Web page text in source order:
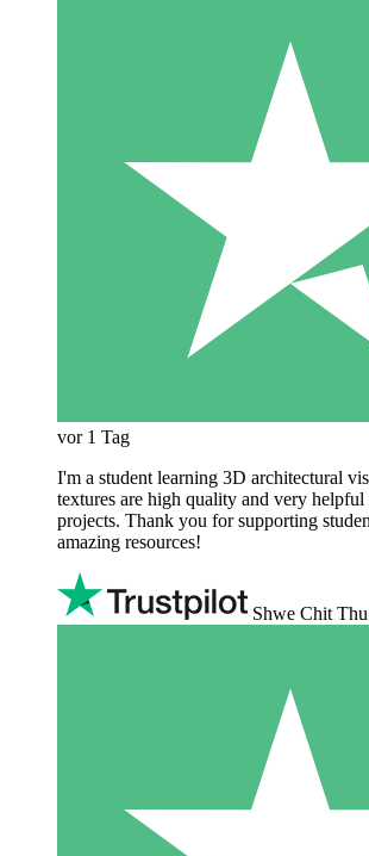
vor 1 Tag
I'm a student learning 3D architectural
textures are high quality and very
projects. Thank you for supporting
amazing resources!
Shwe Chit Thu